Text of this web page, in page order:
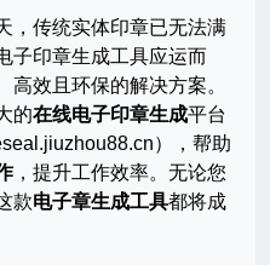
，传统实体印章已无法满
子印章生成工具应运而
效且环保的解决方案。
的在线电子印章生成平台
），帮助
，提升工作效率。无论您
款电子章生成工具都将成